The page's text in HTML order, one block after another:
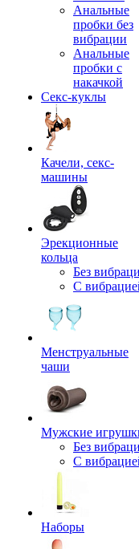
Анальные
пробки без
вибрации
Анальные
пробки с
накачкой
Секс-куклы
Качели, секс-
машины
Эрекционные
кольца
Без
С
Менструальные
чаши
Мужские
Без
С
Наборы